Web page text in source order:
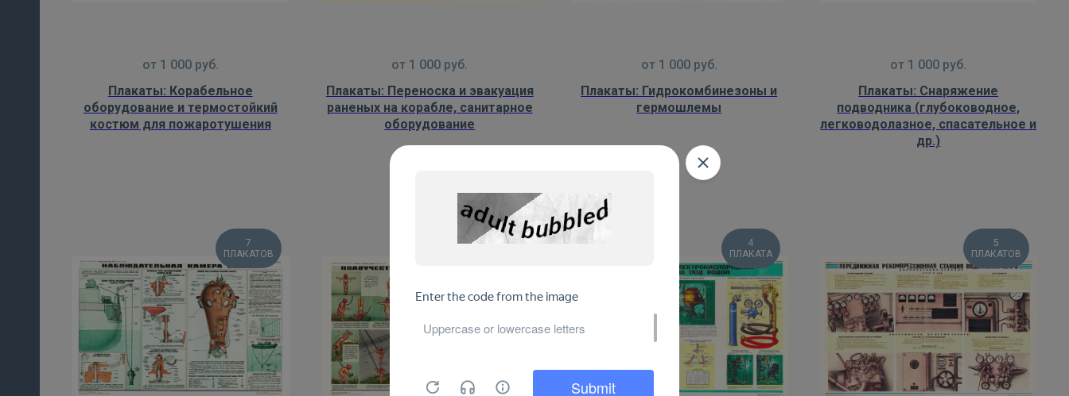
от 1 000 руб.
Плакаты: Корабельное
оборудование и термостойкий
костюм для пожаротушения
от 1 000 руб.
Плакаты: Переноска и эвакуация
раненых на корабле, санитарное
оборудование
от 1 000 руб.
Плакаты: Гидрокомбинезоны и
гермошлемы
от 1 000 руб.
Плакаты: Снаряжение
подводника (глубоководное,
легководолазное, спасательное и
др.)
7
ПЛАКАТОВ
4
ПЛАКАТА
5
ПЛАКАТОВ